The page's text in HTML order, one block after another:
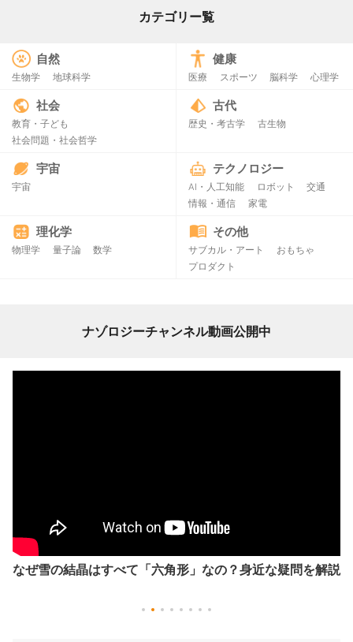
カテゴリー覧
自然
生物学 地球科学
健康
医療 スポーツ 脳科学 心理学
社会
教育・子ども
社会問題・社会哲学
古代
歴史・考古学 古生物
宇宙
宇宙
テクノロジー
AI・人工知能 ロボット
交通
情報・通信
家電
理化学
物理学 量子論 数学
その他
サブカル・アート
おもちゃ
プロダクト
ナゾロジーチャンネル動画公開中
なぜ雪の結晶はすべて「六角形」なの？身近な疑問を解説